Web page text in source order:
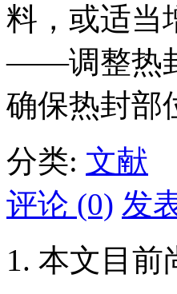
料，或适当
——调整热
确保热封部
分类: 文献
评论 (0) 发
本文目前